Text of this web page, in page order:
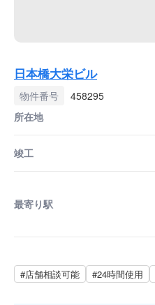
日本橋大栄ビル
物件番号
458295
所在地
竣工
最寄り駅
#店舗相談可能 #24時間使用